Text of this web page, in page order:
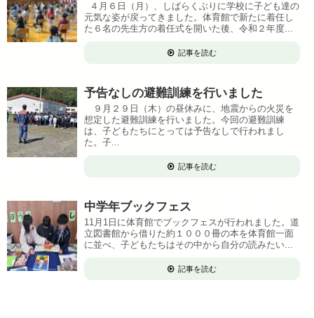
４月６日（月）、しばらくぶりに学校に子ども達の
元気な姿が戻ってきました。体育館で新たに着任し
た６名の先生方の着任式を開いた後、令和２年度...
記事を読む
予告なしの避難訓練を行いました
９月２９日（木）の昼休みに、地震からの火災を
想定した避難訓練を行いました。今回の避難訓練
は、子どもたちにとっては予告なしで行われまし
た。子...
記事を読む
中学年ブックフェス
11月1日に体育館でブックフェスが行われました。道
立図書館から借りた約１０００冊の本を体育館一面
に並べ、子どもたちはその中から自分の読みたい...
記事を読む